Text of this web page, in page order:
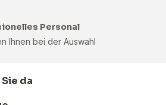
Personal
Ihnen bei der Auswahl
da